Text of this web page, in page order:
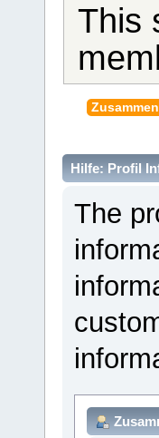
This
Hilfe: Profil
The